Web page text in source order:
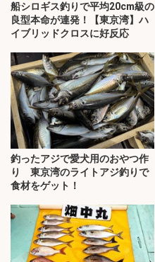
船シロギス釣りで平均20cm級の
良型本命が連発！【東京湾】ハ
イブリッドクロスに好反応
釣ったアジで愛犬用のおやつ作
り 東京湾のライトアジ釣りで
食材をゲット！